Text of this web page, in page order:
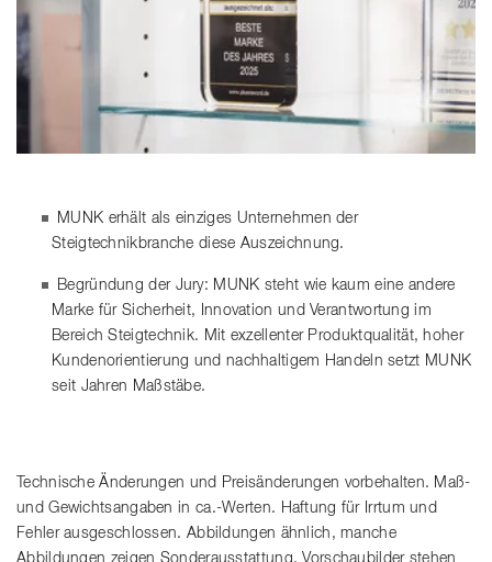
MUNK erhält als einziges Unternehmen der
Steigtechnikbranche diese Auszeichnung.
Begründung der Jury: MUNK steht wie kaum eine andere
Marke für Sicherheit, Innovation und Verantwortung im
Bereich Steigtechnik. Mit exzellenter Produktqualität, hoher
Kundenorientierung und nachhaltigem Handeln setzt MUNK
seit Jahren Maßstäbe.
Technische Änderungen und Preisänderungen vorbehalten. Maß-
und Gewichtsangaben in ca.-Werten. Haftung für Irrtum und
Fehler ausgeschlossen. Abbildungen ähnlich, manche